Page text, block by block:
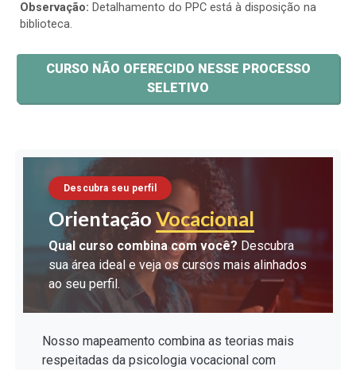
Observação: Detalhamento do PPC está à disposição na
biblioteca.
CURSO NÃO OFERECIDO NESSE PROCESSO
SELETIVO
Descubra seu perfil
Orientação Vocacional
Qual curso combina com você? Descubra
sua área ideal e veja os cursos mais alinhados
ao seu perfil.
Nosso mapeamento combina as teorias mais
respeitadas da psicologia vocacional com